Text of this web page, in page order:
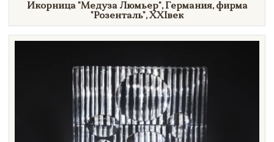
Нет в наличии
Икорница"Медуза Люмьер", Германия, фирма
"Розенталь",XXIвек